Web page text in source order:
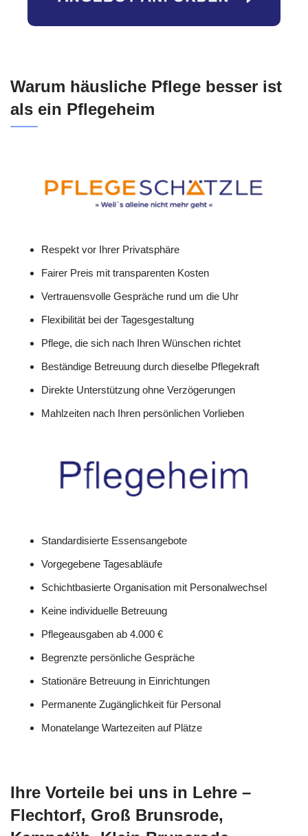
Warum häusliche Pflege besser ist
als ein Pflegeheim
Respekt vor Ihrer Privatsphäre
Fairer Preis mit transparenten Kosten
Vertrauensvolle Gespräche rund um die Uhr
Flexibilität bei der Tagesgestaltung
Pflege, die sich nach Ihren Wünschen richtet
Beständige Betreuung durch dieselbe Pflegekraft
Direkte Unterstützung ohne Verzögerungen
Mahlzeiten nach Ihren persönlichen Vorlieben
Standardisierte Essensangebote
Vorgegebene Tagesabläufe
Schichtbasierte Organisation mit Personalwechsel
Keine individuelle Betreuung
Pflegeausgaben ab 4.000 €
Begrenzte persönliche Gespräche
Stationäre Betreuung in Einrichtungen
Permanente Zugänglichkeit für Personal
Monatelange Wartezeiten auf Plätze
Ihre Vorteile bei uns in Lehre –
Flechtorf, Groß Brunsrode,